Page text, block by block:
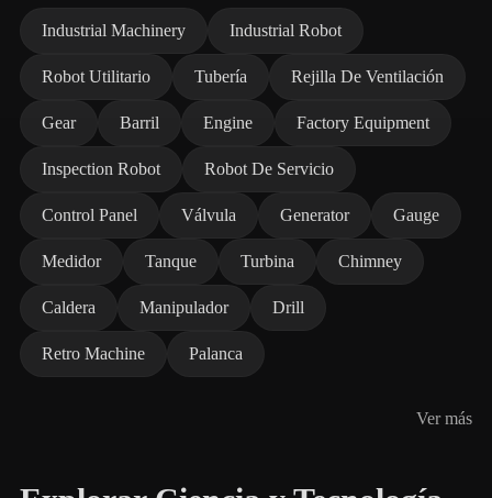
Industrial Machinery Industrial Robot
Robot Utilitario Tubería Rejilla De Ventilación
Gear Barril Engine Factory Equipment
Inspection Robot Robot De Servicio
Control Panel Válvula Generator Gauge
Medidor Tanque Turbina Chimney
Caldera Manipulador Drill
Retro Machine Palanca
Ver más